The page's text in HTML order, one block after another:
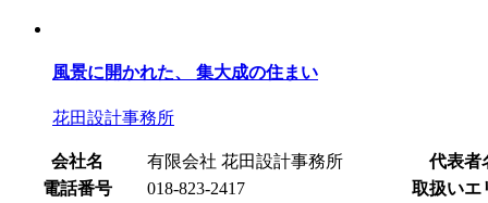
風景に開かれた、 集大成の住まい
花田設計事務所
会社名 有限会社 花田設計事務所
代表者
電話番号
018-823-2417
取扱いエ